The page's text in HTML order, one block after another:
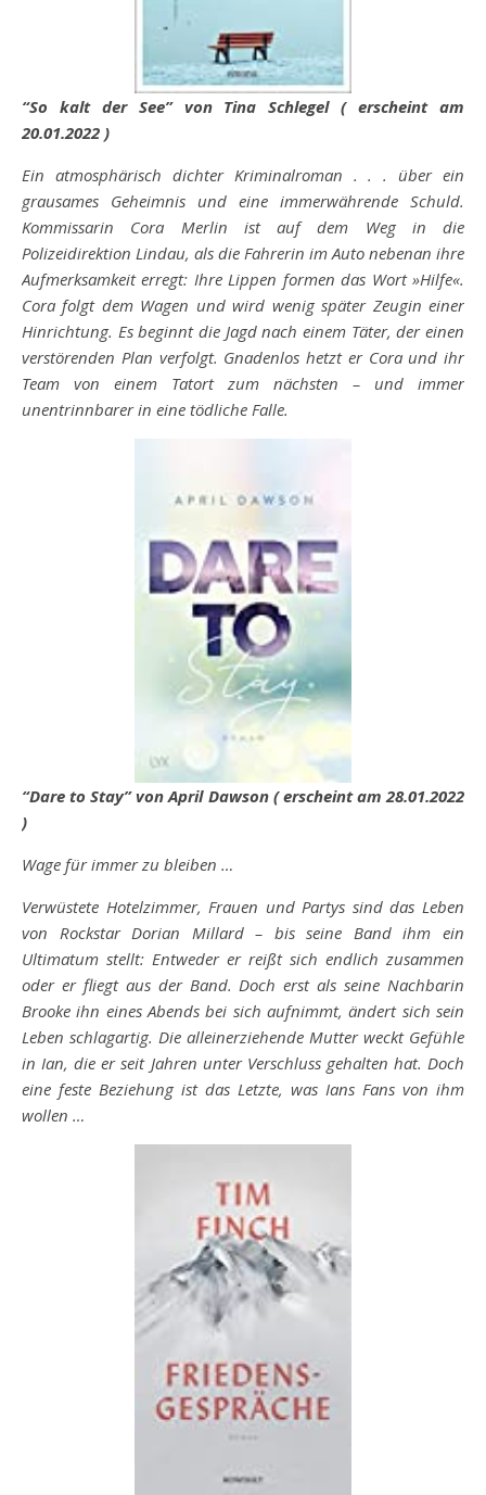
“So kalt der See” von Tina Schlegel ( erscheint am
20.01.2022 )
Ein atmosphärisch dichter Kriminalroman . . . über ein
grausames Geheimnis und eine immerwährende Schuld.
Kommissarin Cora Merlin ist auf dem Weg in die
Polizeidirektion Lindau, als die Fahrerin im Auto nebenan ihre
Aufmerksamkeit erregt: Ihre Lippen formen das Wort »Hilfe«.
Cora folgt dem Wagen und wird wenig später Zeugin einer
Hinrichtung. Es beginnt die Jagd nach einem Täter, der einen
verstörenden Plan verfolgt. Gnadenlos hetzt er Cora und ihr
Team von einem Tatort zum nächsten – und immer
unentrinnbarer in eine tödliche Falle.
“Dare to Stay” von April Dawson ( erscheint am 28.01.2022
)
Wage für immer zu bleiben …
Verwüstete Hotelzimmer, Frauen und Partys sind das Leben
von Rockstar Dorian Millard – bis seine Band ihm ein
Ultimatum stellt: Entweder er reißt sich endlich zusammen
oder er fliegt aus der Band. Doch erst als seine Nachbarin
Brooke ihn eines Abends bei sich aufnimmt, ändert sich sein
Leben schlagartig. Die alleinerziehende Mutter weckt Gefühle
in Ian, die er seit Jahren unter Verschluss gehalten hat. Doch
eine feste Beziehung ist das Letzte, was Ians Fans von ihm
wollen …